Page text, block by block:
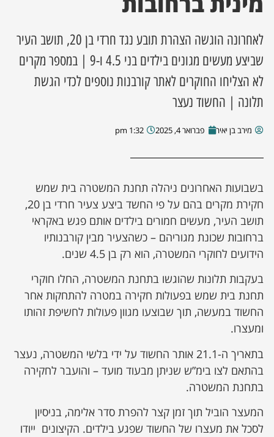
השבוע
מקומית
עסקים
לאחרונה הוגשה הצהרת תובע נגד חרדי בן 20, תושב העיר
שביצע מעשים מגונים בילדים בני 4.5 ו-9 | במספר מקרים
לא הצליחו החוקרים לאתר קורבנות נוספים לכדי הגשת
תלונה | החשוד נעצר
מירב בן יאיר פברואר 4, 2025 1:32 pm
בשבועות האחרונים ניהלה תחנת המשטרה בית שמש
חקירת מקרים בהם על פי החשד ביצע צעיר חרדי בן 20,
תושב העיר, מעשים חמורים בילדים אותם פגש באקראי
ברחובות שכונת מגוריהם – כשהצעיר מבין קורבנותיו
הידועים לחוקרי המשטרה, הוא רק בן 4.5 שנים.
בעקבות תלונות שהוגשו בתחנת המשטרה, החלו חוקרי
תחנת בית שמש בפעולות חקירה במטרה להתחקות אחר
החשוד במעשה, תוך שבוצעו מגוון פעולות לחשיפת זהותו
ומעצרו.
בתאריך ה-21.1 אותר החשוד על ידי בלשי המשטרה, נעצר
בהתאם לצו בימ”ש שניתן מבעוד מועד – והועבר לחקירה
בתחנת המשטרה.
המעצר הוביל תוך זמן קצר להפרת סדר אלימה, בניסיון
לסכל את מעצרו של החשוד שפגע בילדים. הקיצונים ייודו